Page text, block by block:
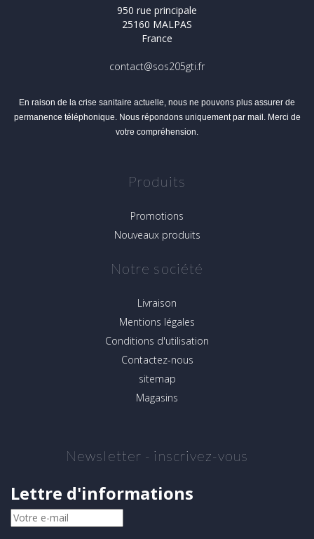
950 rue principale
25160 MALPAS
France
contact@sos205gti.fr
En raison de la crise sanitaire actuelle, nous ne pouvons plus assurer de
permanence téléphonique. Nous répondons uniquement par mail. Merci de
votre compréhension.
Produits
Promotions
Nouveaux produits
Notre société
Livraison
Mentions légales
Conditions d'utilisation
Contactez-nous
sitemap
Magasins
Newsletter - inscrivez-vous
Lettre d'informations